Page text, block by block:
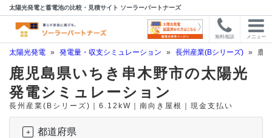
太陽光発電と蓄電池の比較・見積サイト ソーラーパートナーズ
無料相談 メニュー
太陽光発電 » 発電量・収支シミュレーション » 長州産業(Bシリーズ) » 鹿
鹿児島県いちき串木野市の太陽光
発電シミュレーション
長州産業(Bシリーズ)｜6.12kW｜南向き屋根｜現金支払い
都道府県